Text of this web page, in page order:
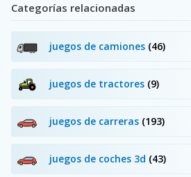
Categorías relacionadas
juegos de camiones (46)
juegos de tractores (9)
juegos de carreras (193)
juegos de coches 3d (43)